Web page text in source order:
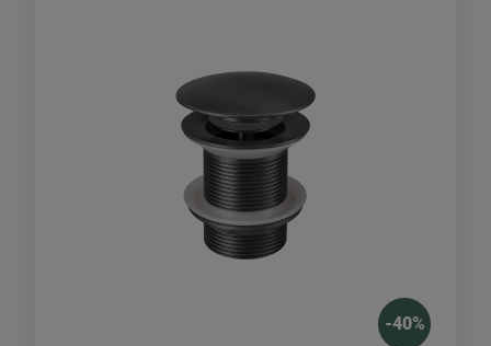
-40%